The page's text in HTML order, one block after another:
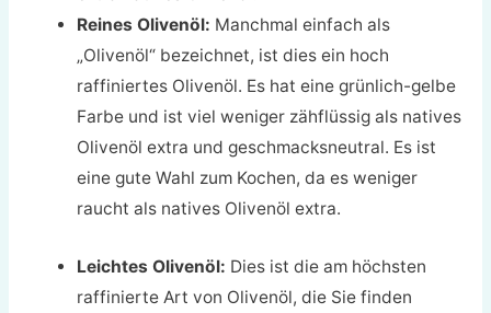
Reines Olivenöl: Manchmal einfach als
„Olivenöl“ bezeichnet, ist dies ein hoch
raffiniertes Olivenöl. Es hat eine grünlich-gelbe
Farbe und ist viel weniger zähflüssig als natives
Olivenöl extra und geschmacksneutral. Es ist
eine gute Wahl zum Kochen, da es weniger
raucht als natives Olivenöl extra.
Leichtes Olivenöl: Dies ist die am höchsten
raffinierte Art von Olivenöl, die Sie finden